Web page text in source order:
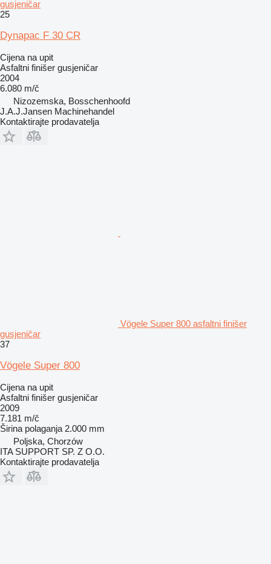
gusjeničar
25
Dynapac F 30 CR
Cijena na upit
Asfaltni finišer gusjeničar
2004
6.080 m/č
Nizozemska, Bosschenhoofd
J.A.J.Jansen Machinehandel
Kontaktirajte prodavatelja
Vögele Super 800 asfaltni finišer
gusjeničar
37
Vögele Super 800
Cijena na upit
Asfaltni finišer gusjeničar
2009
7.181 m/č
Širina polaganja 2.000 mm
Poljska, Chorzów
ITA SUPPORT SP. Z O.O.
Kontaktirajte prodavatelja